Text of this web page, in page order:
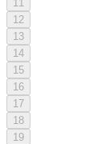
11
12
13
14
15
16
17
18
19